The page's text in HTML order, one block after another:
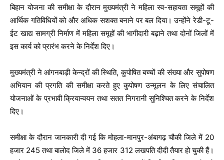
बिहान योजना की समीक्षा के दौरान मुख्यमंत्री ने महिला स्व-सहायता समूहों की
आर्थिक गतिविधियों को और अधिक सशक्त बनाने पर बल दिया। उन्होंने रेडी-टू-
ईट खाद्य सामग्री निर्माण में महिला समूहों की भागीदारी बढ़ाने तथा दोनों जिलों में
इस कार्य को प्रारंभ करने के निर्देश दिए।
मुख्यमंत्री ने आंगनबाड़ी केन्द्रों की स्थिति, कुपोषित बच्चों की संख्या और सुपोषण
अभियान की प्रगति की समीक्षा करते हुए कुपोषण उन्मूलन के लिए संचालित
योजनाओं के प्रभावी क्रियान्वयन तथा सतत निगरानी सुनिश्चित करने के निर्देश
दिए।
समीक्षा के दौरान जानकारी दी गई कि मोहला-मानपुर-अंबागढ़ चौकी जिले में 20
हजार 245 तथा बालोद जिले में 36 हजार 312 लखपति दीदी तैयार हो चुकी हैं।